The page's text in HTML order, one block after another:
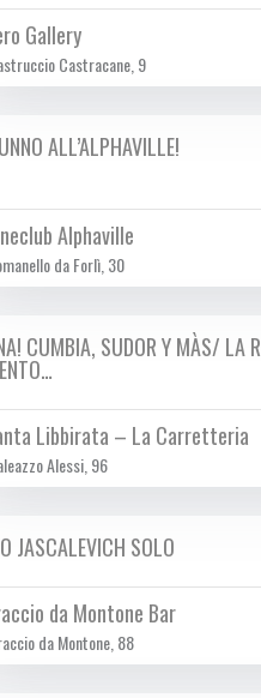
Gallery
Castracane, 9
GIO 05/10 A DOM 29/10 2023
ALL’ALPHAVILLE!
Alphaville
da Forlì, 30
14/10 2023
CUMBIA, SUDOR Y MÀS/ LA
Libbirata – La Carretteria
Alessi, 96
14/10 2023
JASCALEVICH SOLO
da Montone Bar
da Montone, 88